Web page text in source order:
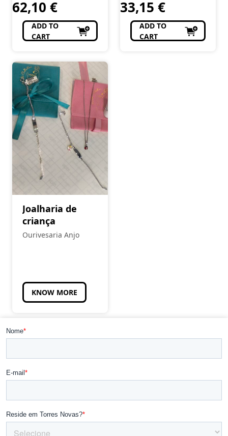
62,10 €
ADD TO
CART
33,15 €
ADD TO
CART
Joalharia de
criança
Ourivesaria Anjo
KNOW MORE